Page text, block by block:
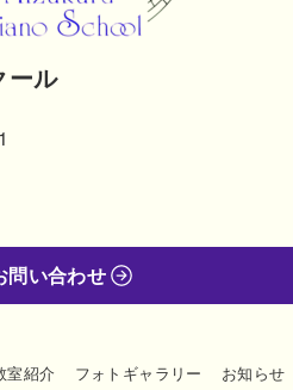
ール
問い合わせ
室紹介 フォトギャラリー お知らせ